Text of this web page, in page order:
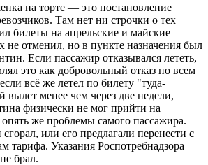
на торте — это постановление
Там нет ни строчки о тех
билеты на апрельские и майские
не отменил, но в пункте назначения был
Если пассажир отказывался лететь,
это как добровольный отказ по всем
всё же летел по билету "туда-
вылет менее чем через две недели,
физически не мог прийти на
же проблемы самого пассажира.
или его предлагали перенести с
тарифа. Указания Роспотребнадзора
брал.